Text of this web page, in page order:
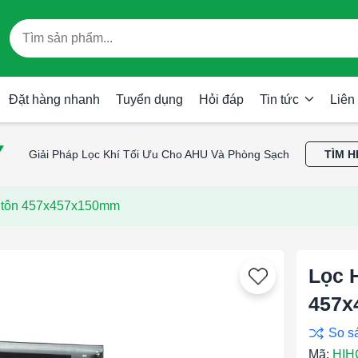
Đặt hàng nhanh Tuyển dụng Hỏi đáp Tin tức Liên
Giải Pháp Lọc Khí Tối Ưu Cho AHU Và Phòng Sạch TÌM
457x457x150mm
Lọc
Mã: